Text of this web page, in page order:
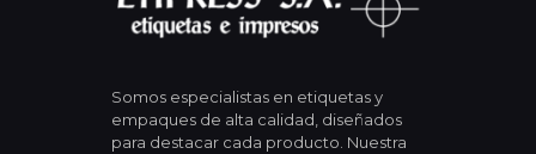
Somos especialistas en etiquetas y
empaques de alta calidad, diseñados
para destacar cada producto. Nuestra